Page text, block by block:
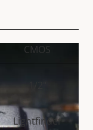
CMOS
Lightfinder